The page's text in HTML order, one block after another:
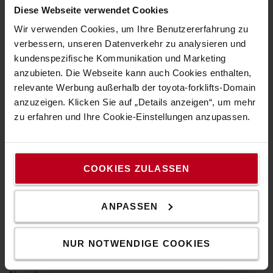
Diese Webseite verwendet Cookies
Wir verwenden Cookies, um Ihre Benutzererfahrung zu
verbessern, unseren Datenverkehr zu analysieren und
kundenspezifische Kommunikation und Marketing
anzubieten. Die Webseite kann auch Cookies enthalten,
relevante Werbung außerhalb der toyota-forklifts-Domain
anzuzeigen. Klicken Sie auf „Details anzeigen“, um mehr
zu erfahren und Ihre Cookie-Einstellungen anzupassen.
COOKIES ZULASSEN
ANPASSEN
NUR NOTWENDIGE COOKIES
Nachhaltigkeit
Verhaltenskodex
Tipps & Infos
Die Palettenarten
Räder & Rollen-Leitfaden
Berechnung Resttragfähigkeit
Kontaktieren Sie uns
Toyota Service